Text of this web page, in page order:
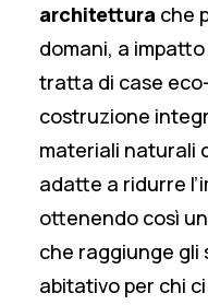
architettura che
domani, a impatto
tratta di case
costruzione
materiali naturali
adatte a ridurre
ottenendo così
che raggiunge
abitativo per chi